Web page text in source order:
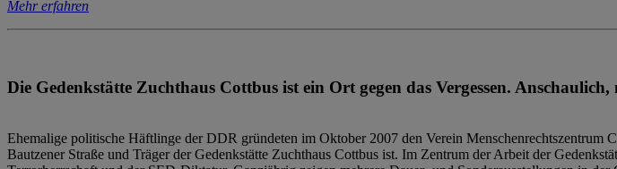
Mehr erfahren
Die Gedenkstätte Zuchthaus Cottbus ist ein Ort gegen das Vergessen.
Ehemalige politische Häftlinge der DDR gründeten im Oktober 2007 den Verein Menschenrechtszentrum
Bautzener Straße und Träger der Gedenkstätte Zuchthaus Cottbus ist. Im Zentrum der Arbeit der